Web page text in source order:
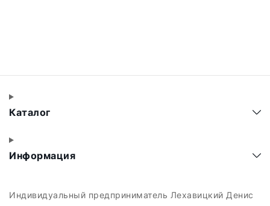
Каталог
Информация
Индивидуальный предприниматель Лехавицкий Денис